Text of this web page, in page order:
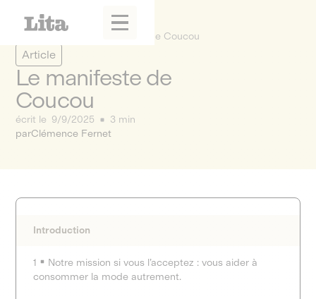
Le manifeste de Coucou
Article
Le manifeste de
Coucou
écrit le 9/9/2025
3 min
parClémence Fernet
Introduction
1
Notre mission si vous l’acceptez : vous aider à
consommer la mode autrement.